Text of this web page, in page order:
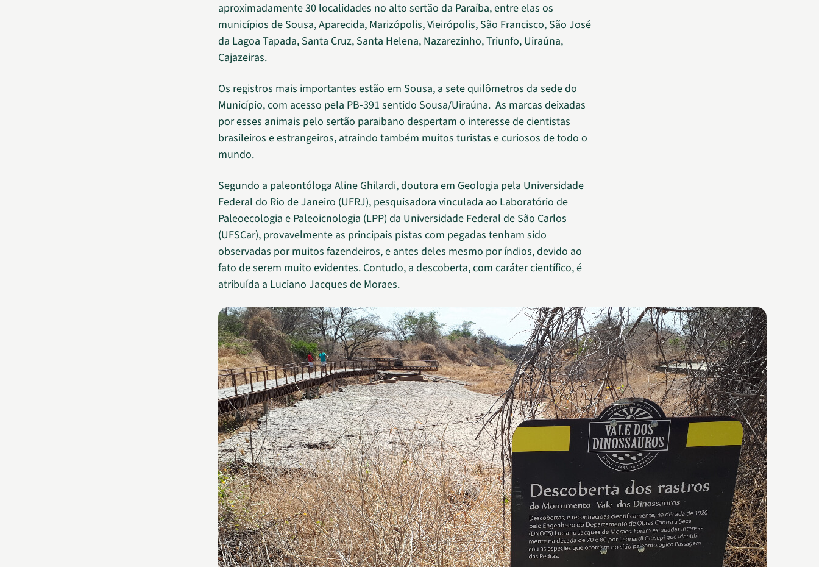
aproximadamente 30 localidades no alto sertão da Paraíba, entre elas os
municípios de Sousa, Aparecida, Marizópolis, Vieirópolis, São Francisco, São José
da Lagoa Tapada, Santa Cruz, Santa Helena, Nazarezinho, Triunfo, Uiraúna,
Cajazeiras.
Os registros mais importantes estão em Sousa, a sete quilômetros da sede do
Município, com acesso pela PB-391 sentido Sousa/Uiraúna. As marcas deixadas
por esses animais pelo sertão paraibano despertam o interesse de cientistas
brasileiros e estrangeiros, atraindo também muitos turistas e curiosos de todo o
mundo.
Segundo a paleontóloga Aline Ghilardi, doutora em Geologia pela Universidade
Federal do Rio de Janeiro (UFRJ), pesquisadora vinculada ao Laboratório de
Paleoecologia e Paleoicnologia (LPP) da Universidade Federal de São Carlos
(UFSCar), provavelmente as principais pistas com pegadas tenham sido
observadas por muitos fazendeiros, e antes deles mesmo por índios, devido ao
fato de serem muito evidentes. Contudo, a descoberta, com caráter científico, é
atribuída a Luciano Jacques de Moraes.